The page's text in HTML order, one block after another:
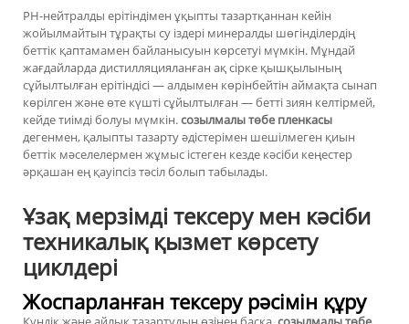
PH-нейтралды ерітіндімен ұқыпты тазартқаннан кейін
жойылмайтын тұрақты су іздері минералды шөгінділердің
беттік қаптамамен байланысуын көрсетуі мүмкін. Мұндай
жағдайларда дистилляцияланған ақ сірке қышқылының
сұйылтылған ерітіндісі — алдымен көрінбейтін аймақта сынап
көрілген және өте күшті сұйылтылған — бетті зиян келтірмей,
кейде тиімді болуы мүмкін.созылмалы төбе пленкасы
дегенмен, қалыпты тазарту әдістерімен шешілмеген қиын
беттік мәселелермен жұмыс істеген кезде кәсіби кеңестер
әрқашан ең қауіпсіз тәсіл болып табылады.
Ұзақ мерзімді тексеру мен кәсіби
техникалық қызмет көрсету
циклдері
Жоспарланған тексеру рәсімін құру